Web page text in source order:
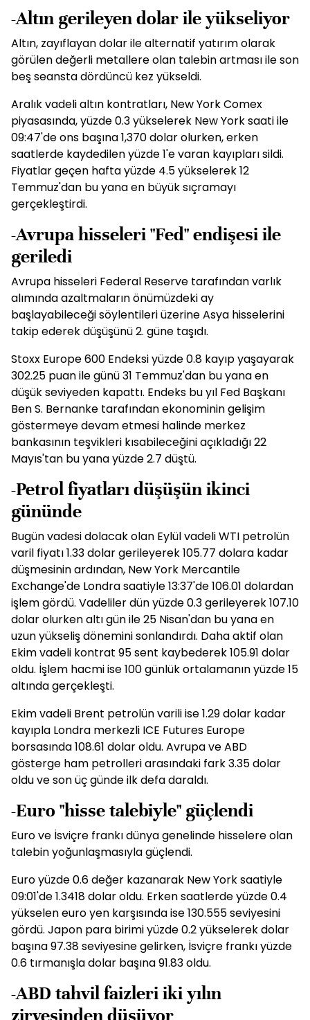
-Altın gerileyen dolar ile yükseliyor
Altın, zayıflayan dolar ile alternatif yatırım olarak
görülen değerli metallere olan talebin artması ile son
beş seansta dördüncü kez yükseldi.
Aralık vadeli altın kontratları, New York Comex
piyasasında, yüzde 0.3 yükselerek New York saati ile
09:47'de ons başına 1,370 dolar olurken, erken
saatlerde kaydedilen yüzde 1'e varan kayıpları sildi.
Fiyatlar geçen hafta yüzde 4.5 yükselerek 12
Temmuz'dan bu yana en büyük sıçramayı
gerçekleştirdi.
-Avrupa hisseleri "Fed" endişesi ile
geriledi
Avrupa hisseleri Federal Reserve tarafından varlık
alımında azaltmaların önümüzdeki ay
başlayabileceği söylentileri üzerine Asya hisselerini
takip ederek düşüşünü 2. güne taşıdı.
Stoxx Europe 600 Endeksi yüzde 0.8 kayıp yaşayarak
302.25 puan ile günü 31 Temmuz'dan bu yana en
düşük seviyeden kapattı. Endeks bu yıl Fed Başkanı
Ben S. Bernanke tarafından ekonominin gelişim
göstermeye devam etmesi halinde merkez
bankasının teşvikleri kısabileceğini açıkladığı 22
Mayıs'tan bu yana yüzde 2.7 düştü.
-Petrol fiyatları düşüşün ikinci
gününde
Bugün vadesi dolacak olan Eylül vadeli WTI petrolün
varil fiyatı 1.33 dolar gerileyerek 105.77 dolara kadar
düşmesinin ardından, New York Mercantile
Exchange'de Londra saatiyle 13:37'de 106.01 dolardan
işlem gördü. Vadeliler dün yüzde 0.3 gerileyerek 107.10
dolar olurken altı gün ile 25 Nisan'dan bu yana en
uzun yükseliş dönemini sonlandırdı. Daha aktif olan
Ekim vadeli kontrat 95 sent kaybederek 105.91 dolar
oldu. İşlem hacmi ise 100 günlük ortalamanın yüzde 15
altında gerçekleşti.
Ekim vadeli Brent petrolün varili ise 1.29 dolar kadar
kayıpla Londra merkezli ICE Futures Europe
borsasında 108.61 dolar oldu. Avrupa ve ABD
gösterge ham petrolleri arasındaki fark 3.35 dolar
oldu ve son üç günde ilk defa daraldı.
-Euro "hisse talebiyle" güçlendi
Euro ve İsviçre frankı dünya genelinde hisselere olan
talebin yoğunlaşmasıyla güçlendi.
Euro yüzde 0.6 değer kazanarak New York saatiyle
09:01'de 1.3418 dolar oldu. Erken saatlerde yüzde 0.4
yükselen euro yen karşısında ise 130.555 seviyesini
gördü. Japon para birimi yüzde 0.2 yükselerek dolar
başına 97.38 seviyesine gelirken, İsviçre frankı yüzde
0.6 tırmanışla dolar başına 91.83 oldu.
-ABD tahvil faizleri iki yılın